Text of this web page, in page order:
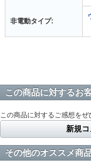
非電動タイプ:
この商品に対するお
この商品に対するご感想をぜ
新規
その他のオススメ商